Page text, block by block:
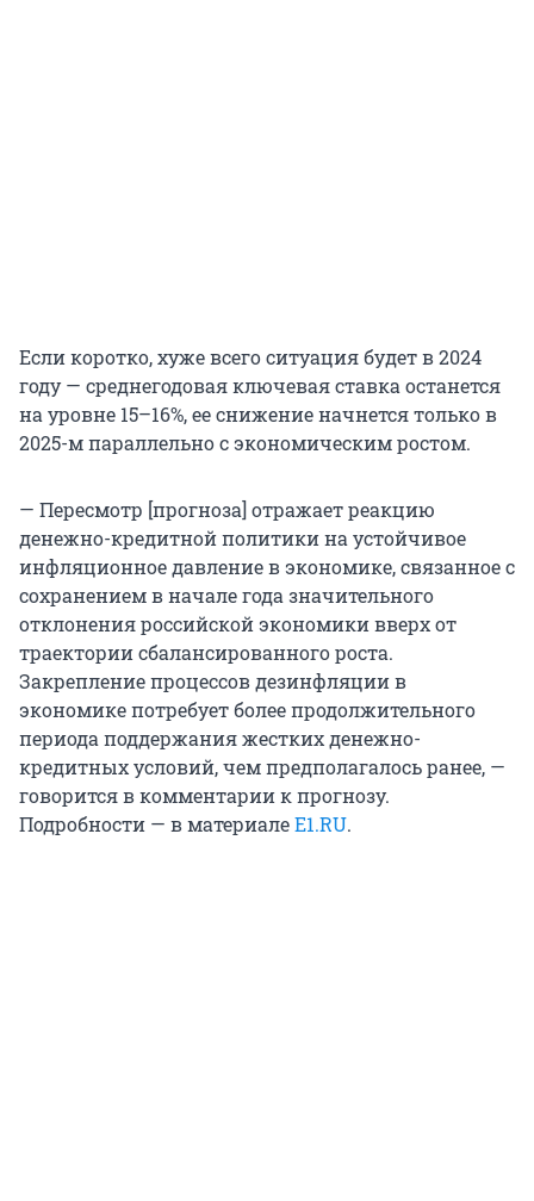
Если коротко, хуже всего ситуация будет в 2024
году — среднегодовая ключевая ставка останется
на уровне 15–16%, ее снижение начнется только в
2025-м параллельно с экономическим ростом.
— Пересмотр [прогноза] отражает реакцию
денежно-кредитной политики на устойчивое
инфляционное давление в экономике, связанное с
сохранением в начале года значительного
отклонения российской экономики вверх от
траектории сбалансированного роста.
Закрепление процессов дезинфляции в
экономике потребует более продолжительного
периода поддержания жестких денежно-
кредитных условий, чем предполагалось ранее, —
говорится в комментарии к прогнозу.
Подробности — в материалеE1.RU.